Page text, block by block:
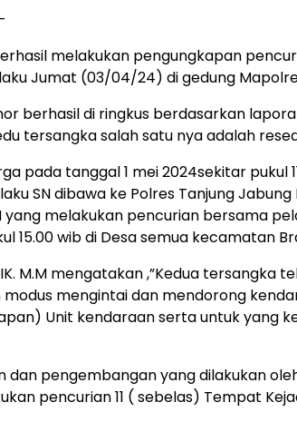
melakukan pengungkapan
Jumat (03/04/24) di gedung
berhasil di ringkus berdasarkan
tersangka salah satu nya adalah
pada tanggal 1 mei 2024sekitar pukul
SN dibawa ke Polres Tanjung
melakukan pencurian bersama
15.00 wib di Desa semua kecamatan
M.M mengatakan ,”Kedua tersangka
mengintai dan mendorong
Unit kendaraan serta untuk yang
dan pengembangan yang dilakukan
pencurian 11 ( sebelas) Tempat